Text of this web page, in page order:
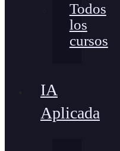
Todos
los
cursos
IA
Aplicada